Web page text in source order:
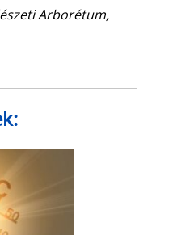
Arborétum,